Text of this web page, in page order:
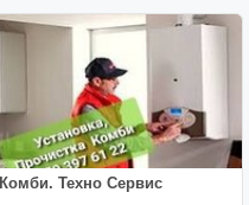
Комби. Техно Сервис